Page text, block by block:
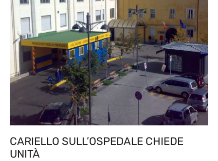
CARIELLO SULL’OSPEDALE CHIEDE
UNITÀ